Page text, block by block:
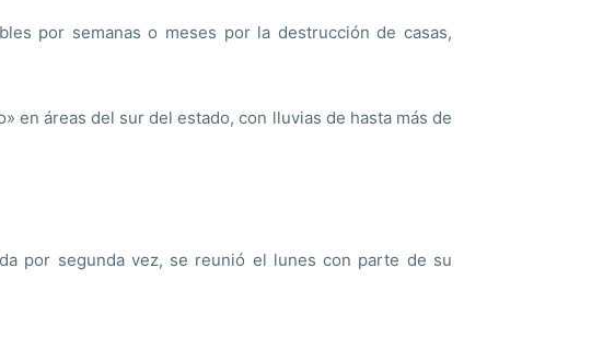
por semanas o meses por la destrucción de casas,
en áreas del sur del estado, con lluvias de hasta más de
por segunda vez, se reunió el lunes con parte de su